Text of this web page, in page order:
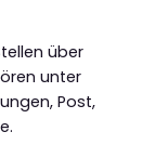
über
unter
Post,